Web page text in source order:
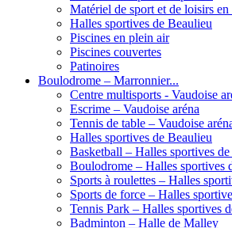
Matériel de sport et de loisirs
Halles sportives de Beaulieu
Piscines en plein air
Piscines couvertes
Patinoires
Boulodrome – Marronnier...
Centre multisports - Vaudoise
Escrime – Vaudoise aréna
Tennis de table – Vaudoise
Halles sportives de Beaulieu
Basketball – Halles sportives
Boulodrome – Halles sportives
Sports à roulettes – Halles
Sports de force – Halles
Tennis Park – Halles sportives
Badminton – Halle de Malley